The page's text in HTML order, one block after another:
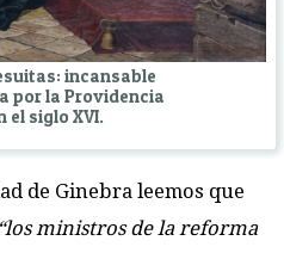
incansable
por la Providencia
el siglo XVI.
de Ginebra leemos que
“los ministros de la reforma